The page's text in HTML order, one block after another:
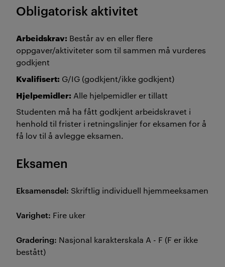
Obligatorisk aktivitet
Arbeidskrav: Består av en eller flere
oppgaver/aktiviteter som til sammen må vurderes
godkjent
Kvalifisert: G/IG (godkjent/ikke godkjent)
Hjelpemidler: Alle hjelpemidler er tillatt
Studenten må ha fått godkjent arbeidskravet i
henhold til frister i retningslinjer for eksamen for å
få lov til å avlegge eksamen.
Eksamen
Eksamensdel: Skriftlig individuell hjemmeeksamen
Varighet: Fire uker
Gradering: Nasjonal karakterskala A - F (F er ikke
bestått)